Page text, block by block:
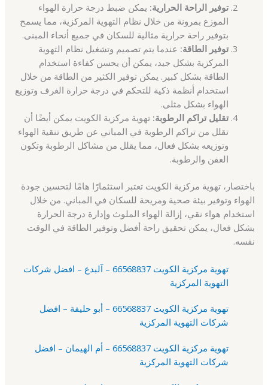
توفير الراحة الحرارية: يمكن ضبط درجة حرارة الهواء
الموزع بمرونة من خلال نظام التهوية المركزية، مما يسمح
بتوفير راحة حرارية مثالية للسكان في جميع أنحاء المبنى.
توفير الطاقة: عندما يتم تصميم وتشغيل نظام التهوية
المركزية بشكل جيد، يمكن أن يحسن كفاءة استخدام
الطاقة بشكل كبير. يمكن توفير الكثير من الطاقة من خلال
استخدام أنظمة ذكية للتحكم في درجة حرارة الغرف وتوزيع
الهواء بشكل مثلى.
تقليل تراكم الرطوبة: تهوية مركزية الكويت يمكن أيضًا أن
تقلل من تراكم الرطوبة في المباني عن طريق تنقية الهواء
وتوزيعه بشكل فعال، مما يقلل من مشاكل الرطوبة وتكون
العفن والرطوبة.
باختصار، تهوية مركزية الكويت تعتبر استثمارًا هامًا لتحسين جودة
الهواء وتوفير بيئة صحية ومريحة للسكان في المباني. من خلال
استخدام هواء نقي، إزالة الهواء الملوث وإدارة درجة الحرارة
بشكل فعال، يمكن تحقيق راحة أفضل وتوفير الطاقة في الوقت
نفسه.
تهوية مركزية الكويت 66568837 – آلبدع – افضل شركات
التهوية المركزية
تهوية مركزية الكويت 66568837 – أبو حليفة – افضل
شركات التهوية المركزية
تهوية مركزية الكويت 66568837 – أم الهيمان – افضل
شركات التهوية المركزية